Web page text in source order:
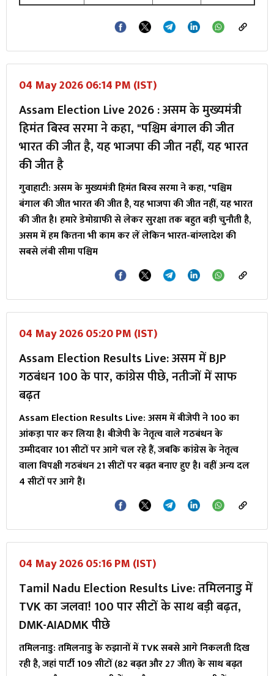
04 May 2026 06:14 PM (IST)
Assam Election Live 2026 : असम के मुख्यमंत्री
हिमंत बिस्व सरमा ने कहा, "पश्चिम बंगाल की जीत
भारत की जीत है, यह भाजपा की जीत नहीं, यह भारत
की जीत है
गुवाहाटी: असम के मुख्यमंत्री हिमंत बिस्व सरमा ने कहा, "पश्चिम
बंगाल की जीत भारत की जीत है, यह भाजपा की जीत नहीं, यह भारत
की जीत है। हमारे डेमोग्राफी से लेकर सुरक्षा तक बहुत बड़ी चुनौती है,
असम में हम कितना भी काम कर लें लेकिन भारत-बांग्लादेश की
सबसे लंबी सीमा पश्चिम
04 May 2026 05:20 PM (IST)
Assam Election Results Live: असम में BJP
गठबंधन 100 के पार, कांग्रेस पीछे, नतीजों में साफ
बढ़त
Assam Election Results Live:असम में बीजेपी ने 100 का
आंकड़ा पार कर लिया है। बीजेपी के नेतृत्व वाले गठबंधन के
उम्मीदवार 101 सीटों पर आगे चल रहे हैं, जबकि कांग्रेस के नेतृत्व
वाला विपक्षी गठबंधन 21 सीटों पर बढ़त बनाए हुए है। वहीं अन्य दल
4 सीटों पर आगे हैं।
04 May 2026 05:16 PM (IST)
Tamil Nadu Election Results Live: तमिलनाडु में
TVK का जलवा! 100 पार सीटों के साथ बड़ी बढ़त,
DMK-AIADMK पीछे
तमिलनाडु: तमिलनाडु के रुझानों में TVK सबसे आगे निकलती दिख
रही है, जहां पार्टी 109 सीटों (82 बढ़त और 27 जीत) के साथ बढ़त